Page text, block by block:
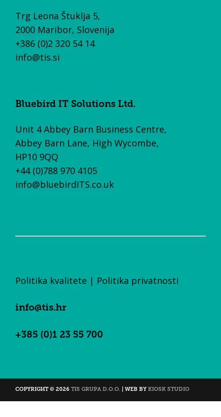
Trg Leona Štuklja 5,
2000 Maribor, Slovenija
+386 (0)2 320 54 14
info@tis.si
Bluebird IT Solutions Ltd.
Unit 4 Abbey Barn Business Centre,
Abbey Barn Lane, High Wycombe,
HP10 9QQ
+44 (0)788 970 4105
info@bluebirdITS.co.uk
Politika kvalitete | Politika privatnosti
info@tis.hr
+385 (0)1 23 55 700
COPYRIGHT © 2026TIS GRUPA D.O.O. | WEB BYKIOSK STUDIO